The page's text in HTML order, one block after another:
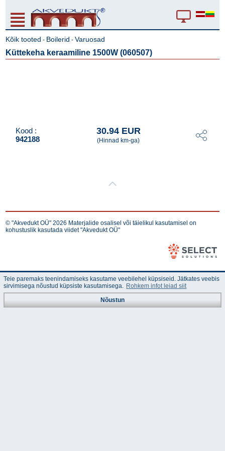
Kõik tooted - Boilerid -Varuosad
Küttekeha keraamiline 1500W (060507)
Kood :
942188
30.94 EUR
(Hinnad km-ga)
© "Akvedukt OÜ" 2026 Materjalide osalisel või täielikul kasutamisel on
kohustuslik kasutada viidet "Akvedukt OÜ"
Teie paremaks teenindamiseks kasutame veebilehel küpsiseid. Jätkates veebis
sirvimisega nõustud küpsiste kasutamisega. Rohkem infot leiad siit
Nõustun